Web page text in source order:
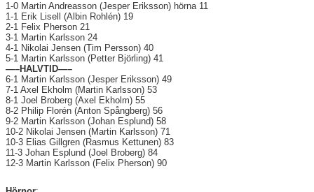
1-0 Martin Andreasson (Jesper Eriksson) hörna 11
1-1 Erik Lisell (Albin Rohlén) 19
2-1 Felix Pherson 21
3-1 Martin Karlsson 24
4-1 Nikolai Jensen (Tim Persson) 40
5-1 Martin Karlsson (Petter Björling) 41
—–HALVTID—–
6-1 Martin Karlsson (Jesper Eriksson) 49
7-1 Axel Ekholm (Martin Karlsson) 53
8-1 Joel Broberg (Axel Ekholm) 55
8-2 Philip Florén (Anton Spångberg) 56
9-2 Martin Karlsson (Johan Esplund) 58
10-2 Nikolai Jensen (Martin Karlsson) 71
10-3 Elias Gillgren (Rasmus Kettunen) 83
11-3 Johan Esplund (Joel Broberg) 84
12-3 Martin Karlsson (Felix Pherson) 90